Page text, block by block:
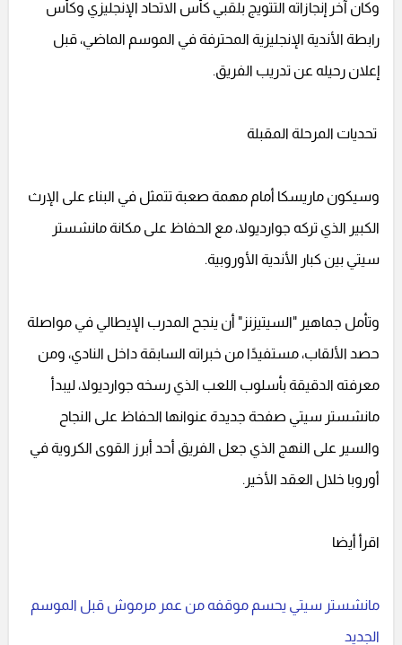
وكان آخر إنجازاته التتويج بلقبي كأس الاتحاد الإنجليزي وكأس
رابطة الأندية الإنجليزية المحترفة في الموسم الماضي، قبل
إعلان رحيله عن تدريب الفريق.
تحديات المرحلة المقبلة
وسيكون ماريسكا أمام مهمة صعبة تتمثل في البناء على الإرث
الكبير الذي تركه جوارديولا، مع الحفاظ على مكانة مانشستر
سيتي بين كبار الأندية الأوروبية.
وتأمل جماهير "السيتيزنز" أن ينجح المدرب الإيطالي في مواصلة
حصد الألقاب، مستفيدًا من خبراته السابقة داخل النادي، ومن
معرفته الدقيقة بأسلوب اللعب الذي رسخه جوارديولا، ليبدأ
مانشستر سيتي صفحة جديدة عنوانها الحفاظ على النجاح
والسير على النهج الذي جعل الفريق أحد أبرز القوى الكروية في
أوروبا خلال العقد الأخير.
اقرأ أيضا
مانشستر سيتي يحسم موقفه من عمر مرموش قبل الموسم
الجديد